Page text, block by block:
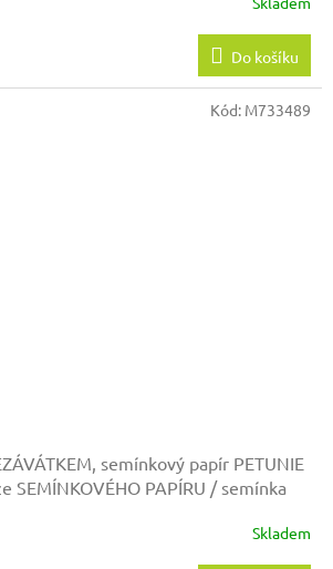
Do košíku
semínkový papír PETUNIE
SEMÍNKOVÉHO PAPÍRU / semínka
Skladem
Kód: M733489